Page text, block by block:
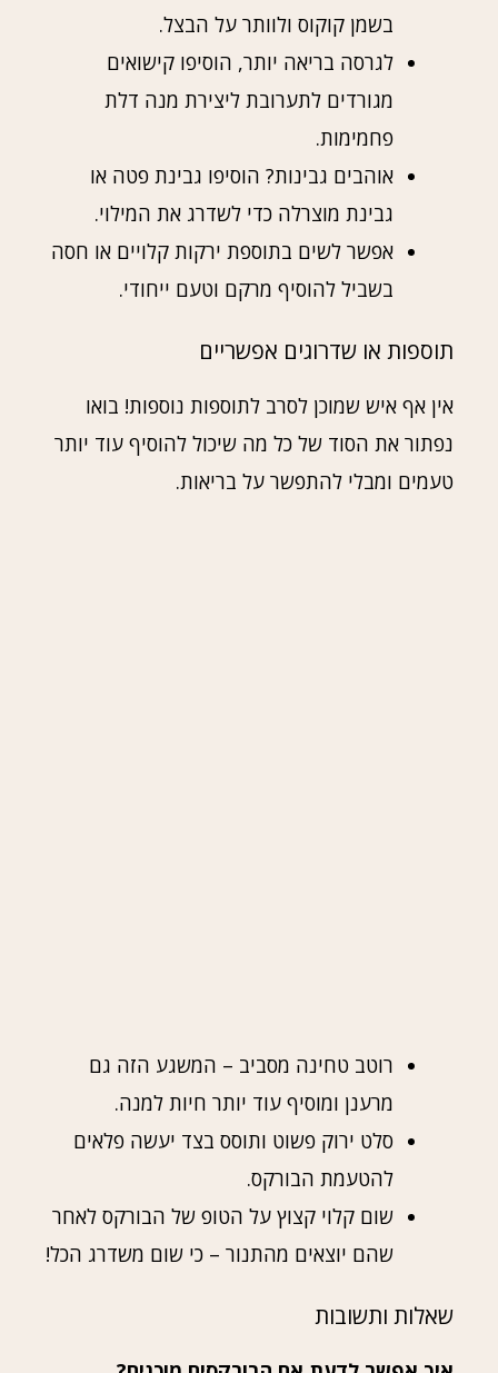
בשמן קוקוס ולוותר על הבצל.
לגרסה בריאה יותר, הוסיפו קישואים
מגורדים לתערובת ליצירת מנה דלת
פחמימות.
אוהבים גבינות? הוסיפו גבינת פטה או
גבינת מוצרלה כדי לשדרג את המילוי.
אפשר לשים בתוספת ירקות קלויים או חסה
בשביל להוסיף מרקם וטעם ייחודי.
תוספות או שדרוגים אפשריים
אין אף איש שמוכן לסרב לתוספות נוספות! בואו
נפתור את הסוד של כל מה שיכול להוסיף עוד יותר
טעמים ומבלי להתפשר על בריאות.
רוטב טחינה מסביב – המשגע הזה גם
מרענן ומוסיף עוד יותר חיות למנה.
סלט ירוק פשוט ותוסס בצד יעשה פלאים
להטעמת הבורקס.
שום קלוי קצוץ על הטופ של הבורקס לאחר
שהם יוצאים מהתנור – כי שום משדרג הכל!
שאלות ותשובות